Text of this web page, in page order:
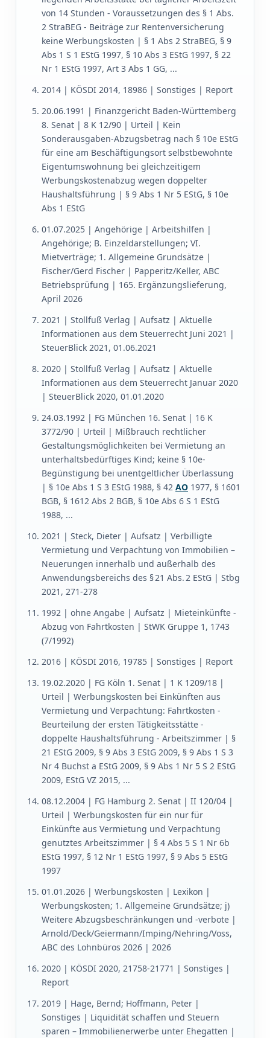
von 14 Stunden - Voraussetzungen des § 1 Abs.
2 StraBEG - Beiträge zur Rentenversicherung
keine Werbungskosten | § 1 Abs 2 StraBEG, § 9
Abs 1 S 1 EStG 1997, § 10 Abs 3 EStG 1997, § 22
Nr 1 EStG 1997, Art 3 Abs 1 GG, ...
2014 | KÖSDI 2014, 18986 | Sonstiges | Report
20.06.1991 | Finanzgericht Baden-Württemberg
8. Senat | 8 K 12/90 | Urteil | Kein
Sonderausgaben-Abzugsbetrag nach § 10e EStG
für eine am Beschäftigungsort selbstbewohnte
Eigentumswohnung bei gleichzeitigem
Werbungskostenabzug wegen doppelter
Haushaltsführung | § 9 Abs 1 Nr 5 EStG, § 10e
Abs 1 EStG
01.07.2025 | Angehörige | Arbeitshilfen |
Angehörige; B. Einzeldarstellungen; VI.
Mietverträge; 1. Allgemeine Grundsätze |
Fischer/Gerd Fischer | Papperitz/​Keller, ABC
Betriebsprüfung | 165. Ergänzungslieferung,
April 2026
2021 | Stollfuß Verlag | Aufsatz | Aktuelle
Informationen aus dem Steuerrecht Juni 2021 |
SteuerBlick 2021, 01.06.2021
2020 | Stollfuß Verlag | Aufsatz | Aktuelle
Informationen aus dem Steuerrecht Januar 2020
| SteuerBlick 2020, 01.01.2020
24.03.1992 | FG München 16. Senat | 16 K
3772/90 | Urteil | Mißbrauch rechtlicher
Gestaltungsmöglichkeiten bei Vermietung an
unterhaltsbedürftiges Kind; keine § 10e-
Begünstigung bei unentgeltlicher Überlassung
| § 10e Abs 1 S 3 EStG 1988, § 42 AO 1977, § 1601
BGB, § 1612 Abs 2 BGB, § 10e Abs 6 S 1 EStG
1988, ...
2021 | Steck, Dieter | Aufsatz | Verbilligte
Vermietung und Verpachtung von Immobilien –
Neuerungen innerhalb und außerhalb des
Anwendungsbereichs des § 21 Abs. 2 EStG | Stbg
2021, 271-278
1992 | ohne Angabe | Aufsatz | Mieteinkünfte -
Abzug von Fahrtkosten | StWK Gruppe 1, 1743
(7/1992)
2016 | KÖSDI 2016, 19785 | Sonstiges | Report
19.02.2020 | FG Köln 1. Senat | 1 K 1209/18 |
Urteil | Werbungskosten bei Einkünften aus
Vermietung und Verpachtung: Fahrtkosten -
Beurteilung der ersten Tätigkeitsstätte -
doppelte Haushaltsführung - Arbeitszimmer | §
21 EStG 2009, § 9 Abs 3 EStG 2009, § 9 Abs 1 S 3
Nr 4 Buchst a EStG 2009, § 9 Abs 1 Nr 5 S 2 EStG
2009, EStG VZ 2015, ...
08.12.2004 | FG Hamburg 2. Senat | II 120/04 |
Urteil | Werbungskosten für ein nur für
Einkünfte aus Vermietung und Verpachtung
genutztes Arbeitszimmer | § 4 Abs 5 S 1 Nr 6b
EStG 1997, § 12 Nr 1 EStG 1997, § 9 Abs 5 EStG
1997
01.01.2026 | Werbungskosten | Lexikon |
Werbungskosten; 1. Allgemeine Grundsätze; j)
Weitere Abzugsbeschränkungen und -verbote |
Arnold/Deck/Geiermann/Imping/Nehring/Voss,
ABC des Lohnbüros 2026 | 2026
2020 | KÖSDI 2020, 21758-21771 | Sonstiges |
Report
2019 | Hage, Bernd; Hoffmann, Peter |
Sonstiges | Liquidität schaffen und Steuern
sparen – Immobilienerwerbe unter Ehegatten |